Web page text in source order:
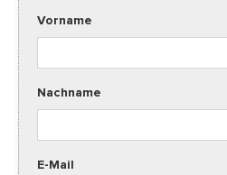
Vorname
Nachname
E-Mail